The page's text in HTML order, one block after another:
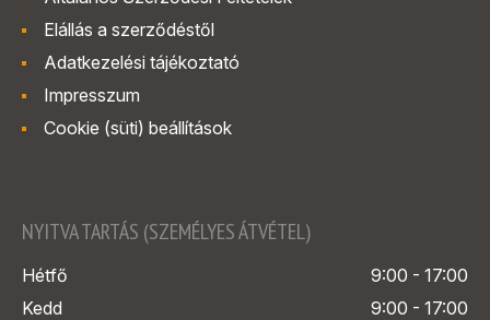
Elállás a szerződéstől
Adatkezelési tájékoztató
Impresszum
Cookie (süti) beállítások
NYITVA TARTÁS (SZEMÉLYES ÁTVÉTEL)
Hétfő
9:00 - 17:00
Kedd
9:00 - 17:00